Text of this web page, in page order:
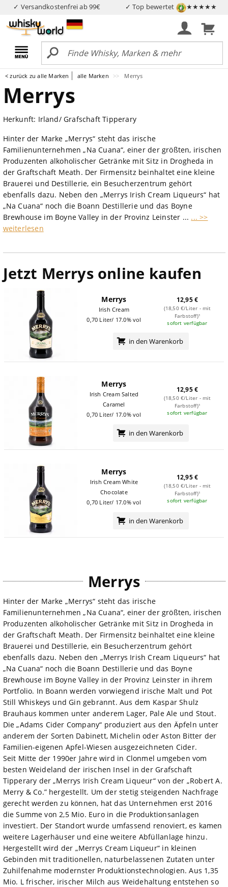
✓ Versandkostenfrei ab 99€ ✓ Top bewertet ★★★★★
< zurück zu alle Marken alle Marken Merrys
Merrys
Herkunft: Irland/ Grafschaft Tipperary
Hinter der Marke „Merrys“ steht das irische
Familienunternehmen „Na Cuana“, einer der größten, irischen
Produzenten alkoholischer Getränke mit Sitz in Drogheda in
der Graftschaft Meath. Der Firmensitz beinhaltet eine kleine
Brauerei und Destillerie, ein Besucherzentrum gehört
ebenfalls dazu. Neben den „Merrys Irish Cream Liqueurs“ hat
„Na Cuana“ noch die Boann Destillerie und das Boyne
Brewhouse im Boyne Valley in der Provinz Leinster ... ... >>
weiterlesen
Jetzt Merrys online kaufen
Merrys
Irish Cream
0,70 Liter/ 17.0% vol
12,95 €
(18,50 €/Liter - mit
Farbstoff)¹
sofort verfügbar
in den Warenkorb
Merrys
Irish Cream Salted
Caramel
0,70 Liter/ 17.0% vol
12,95 €
(18,50 €/Liter - mit
Farbstoff)¹
sofort verfügbar
in den Warenkorb
Merrys
Irish Cream White
Chocolate
0,70 Liter/ 17.0% vol
12,95 €
(18,50 €/Liter - mit
Farbstoff)¹
sofort verfügbar
in den Warenkorb
Merrys
Hinter der Marke „Merrys“ steht das irische
Familienunternehmen „Na Cuana“, einer der größten, irischen
Produzenten alkoholischer Getränke mit Sitz in Drogheda in
der Graftschaft Meath. Der Firmensitz beinhaltet eine kleine
Brauerei und Destillerie, ein Besucherzentrum gehört
ebenfalls dazu. Neben den „Merrys Irish Cream Liqueurs“ hat
„Na Cuana“ noch die Boann Destillerie und das Boyne
Brewhouse im Boyne Valley in der Provinz Leinster in ihrem
Portfolio. In Boann werden vorwiegend irische Malt und Pot
Still Whiskeys und Gin gebrannt. Aus dem Kaspar Shulz
Brauhaus kommen unter anderem Lager, Pale Ale und Stout.
Die „Adams Cider Company“ produziert aus den Äpfeln unter
anderem der Sorten Dabinett, Michelin oder Aston Bitter der
Familien-eigenen Apfel-Wiesen ausgezeichneten Cider.
Seit Mitte der 1990er Jahre wird in Clonmel umgeben vom
besten Weideland der irischen Insel in der Grafschaft
Tipperary der „Merrys Irish Cream Liqueur“ von der „Robert A.
Merry & Co.” hergestellt. Um der stetig steigenden Nachfrage
gerecht werden zu können, hat das Unternehmen erst 2016
die Summe von 2,5 Mio. Euro in die Produktionsanlagen
investiert. Der Standort wurde umfassend renoviert, es kamen
weitere Lagerhäuser und eine weitere Abfüllanlage hinzu.
Hergestellt wird der „Merrys Cream Liqueur“ in kleinen
Gebinden mit traditionellen, naturbelassenen Zutaten unter
Zuhilfenahme modernster Produktionstechnologien. Aus 1,35
Mio. L frischer, irischer Milch aus Weidehaltung entstehen so